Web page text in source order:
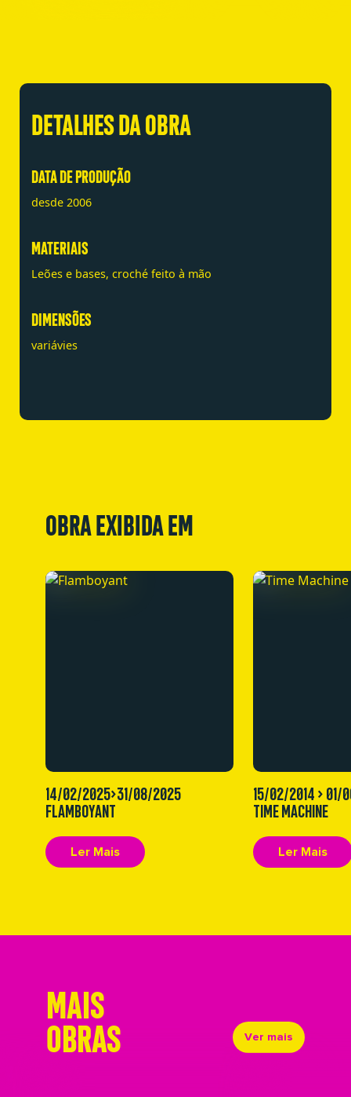
DETALHES DA OBRA
DATA DE PRODUÇÃO
desde 2006
MATERIAIS
Leões e bases, croché feito à mão
DIMENSÕES
variávies
OBRA EXIBIDA EM
14/02/2025>31/08/2025
FLAMBOYANT
Ler Mais
15/02/2014 > 01/
TIME MACHINE
Ler Mais
MAIS
OBRAS Ver mais